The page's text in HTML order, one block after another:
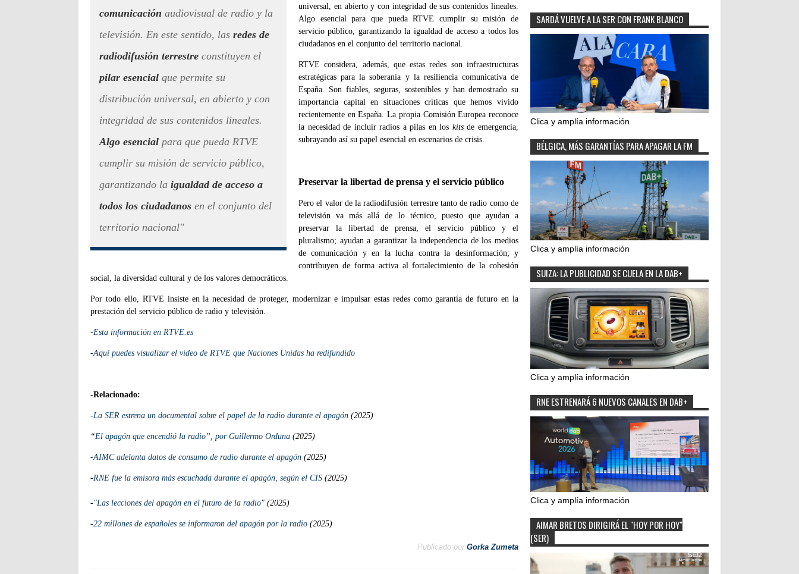
comunicación audiovisual de radio y la
televisión. En este sentido, las redes de
radiodifusión terrestre constituyen el
pilar esencial que permite su
distribución universal, en abierto y con
integridad de sus contenidos lineales.
Algo esencial para que pueda RTVE
cumplir su misión de servicio público,
garantizando la igualdad de acceso a
todos los ciudadanos en el conjunto del
territorio nacional"
universal, en abierto y con integridad de sus contenidos lineales.
Algo esencial para que pueda RTVE cumplir su misión de
servicio público, garantizando la igualdad de acceso a todos los
ciudadanos en el conjunto del territorio nacional.
RTVE considera, además, que estas redes son infraestructuras
estratégicas para la soberanía y la resiliencia comunicativa de
España. Son fiables, seguras, sostenibles y han demostrado su
importancia capital en situaciones críticas que hemos vivido
recientemente en España. La propia Comisión Europea reconoce
la necesidad de incluir radios a pilas en los kitsde emergencia,
subrayando así su papel esencial en escenarios de crisis.
Preservar la libertad de prensa y el servicio público
Pero el valor de la radiodifusión terrestre tanto de radio como de
televisión va más allá de lo técnico, puesto que ayudan a
preservar la libertad de prensa, el servicio público y el
pluralismo; ayudan a garantizar la independencia de los medios
de comunicación y en la lucha contra la desinformación; y
contribuyen de forma activa al fortalecimiento de la cohesión
social, la diversidad cultural y de los valores democráticos.
Por todo ello, RTVE insiste en la necesidad de proteger, modernizar e impulsar estas redes como garantía de futuro en la
prestación del servicio público de radio y televisión.
-Esta información en RTVE.es
-Aquí puedes visualizar el video de RTVE que Naciones Unidas ha redifundido
-Relacionado:
-La SER estrena un documental sobre el papel de la radio durante el apagón (2025)
“El apagón que encendió la radio”, por Guillermo Orduna (2025)
-AIMC adelanta datos de consumo de radio durante el apagón (2025)
-RNE fue la emisora más escuchada durante el apagón, según el CIS (2025)
-"Las lecciones del apagón en el futuro de la radio" (2025)
-22 millones de españoles se informaron del apagón por la radio (2025)
Publicado por Gorka Zumeta
SARDÁ VUELVE A LA SER CON FRANK BLANCO
Clica y amplía información
BÉLGICA, MÁS GARANTÍAS PARA APAGAR LA FM
Clica y amplía información
SUIZA: LA PUBLICIDAD SE CUELA EN LA DAB+
Clica y amplía información
RNE ESTRENARÁ 6 NUEVOS CANALES EN DAB+
Clica y amplía información
AIMAR BRETOS DIRIGIRÁ EL "HOY POR HOY"
(SER)